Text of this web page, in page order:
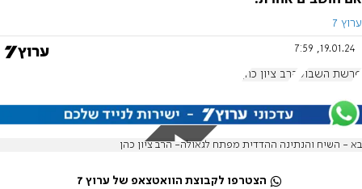
ערוץ 7
19.01.24, 7:59
פרשת השבוע הרב ציון כהן
בא - השיח והנתינה ההדדית מפתח לגאולה- הרב ציון כהן
הצטרפו לקבוצת הוואטצאפ של ערוץ 7